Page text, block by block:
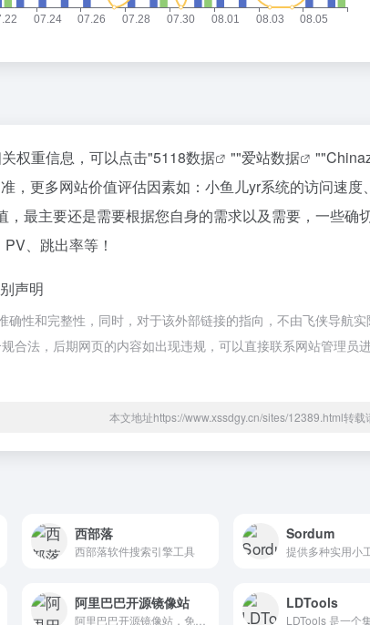
权重信息，可以点击"5118数据 ""爱站数据 ""
，更多网站价值评估因素如：小鱼儿yr系统的访问速度
最主要还是需要根据您自身的需求以及需要，一些确
、跳出率等！
声明
性和完整性，同时，对于该外部链接的指向，不由飞侠导航实
合法，后期网页的内容如出现违规，可以直接联系网站管理员
本文地址https://www.xssdgy.cn/sites/12389.html转载
西部落
西部落软件搜索引擎工具
Sordum
提供多种实用小
阿里巴巴开源镜像站 LDTools